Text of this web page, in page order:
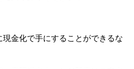
金化で手にすることができるな